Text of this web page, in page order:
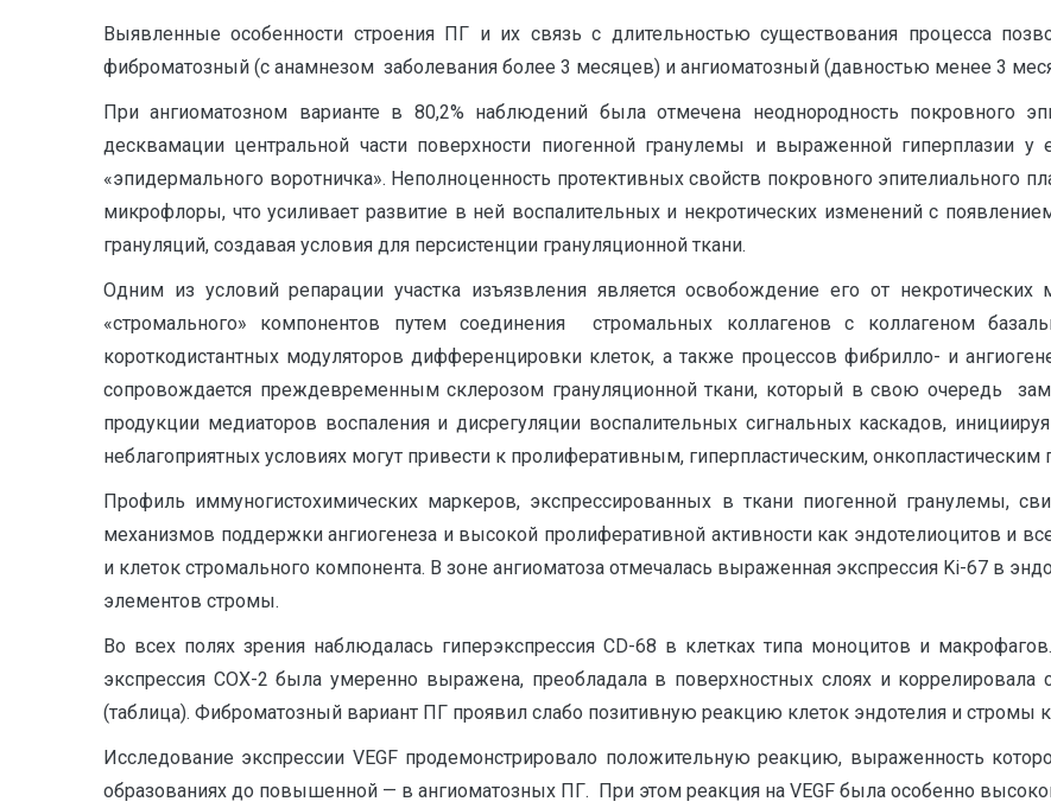
Выявленные особенности строения ПГ и их связь с длительностью существования процесса
фиброматозный (с анамнезом заболевания более 3 месяцев) и ангиоматозный (давностью менее 3
При ангиоматозном варианте в 80,2% наблюдений была отмечена неоднородность покровного
десквамации центральной части поверхности пиогенной гранулемы и выраженной гиперплазии
«эпидермального воротничка». Неполноценность протективных свойств покровного эпителиального
микрофлоры, что усиливает развитие в ней воспалительных и некротических изменений с
грануляций, создавая условия для персистенции грануляционной ткани.
Одним из условий репарации участка изъязвления является освобождение его от некротических
«стромального» компонентов путем соединения стромальных коллагенов с коллагеном
короткодистантных модуляторов дифференцировки клеток, а также процессов фибрилло- и
сопровождается преждевременным склерозом грануляционной ткани, который в свою очередь
продукции медиаторов воспаления и дисрегуляции воспалительных сигнальных каскадов,
неблагоприятных условиях могут привести к пролиферативным, гиперпластическим, онкопластическим
Профиль иммуногистохимических маркеров, экспрессированных в ткани пиогенной гранулемы,
механизмов поддержки ангиогенеза и высокой пролиферативной активности как эндотелиоцитов и
и клеток стромального компонента. В зоне ангиоматоза отмечалась выраженная экспрессия Ki-67 в
элементов стромы.
Во всех полях зрения наблюдалась гиперэкспрессия CD-68 в клетках типа моноцитов и
экспрессия СОХ-2 была умеренно выражена, преобладала в поверхностных слоях и коррелировала
(таблица). Фиброматозный вариант ПГ проявил слабо позитивную реакцию клеток эндотелия и стромы
Исследование экспрессии VEGF продемонстрировало положительную реакцию, выраженность
образованиях до повышенной — в ангиоматозных ПГ. При этом реакция на VEGF была особенно